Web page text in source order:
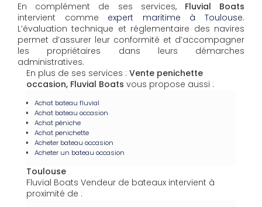
En complément de ses services, Fluvial Boats
intervient comme expert maritime à Toulouse.
L’évaluation technique et réglementaire des navires
permet d’assurer leur conformité et d’accompagner
les propriétaires dans leurs démarches
administratives.
En plus de ses services : Vente penichette
occasion, Fluvial Boats vous propose aussi :
Achat bateau fluvial
Achat bateau occasion
Achat péniche
Achat penichette
Acheter bateau occasion
Acheter un bateau occasion
Toulouse
Fluvial Boats Vendeur de bateaux intervient à
proximité de :